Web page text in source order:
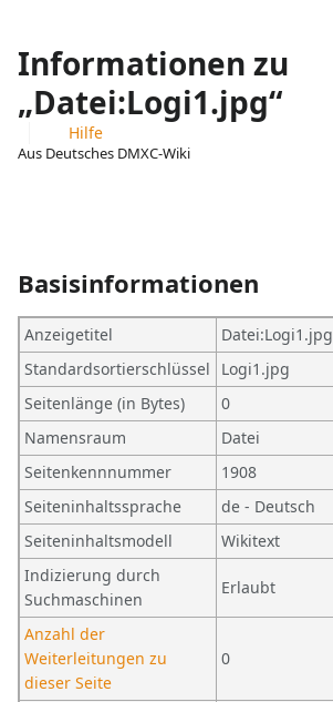
Informationen zu
„Datei:Logi1.jpg“
Hilfe
Aus Deutsches DMXC-Wiki
Basisinformationen
Anzeigetitel
Datei:Logi1.jpg
Standardsortierschlüssel
Logi1.jpg
Seitenlänge (in Bytes)
0
Namensraum
Datei
Seitenkennnummer
1908
Seiteninhaltssprache
de - Deutsch
Seiteninhaltsmodell
Wikitext
Indizierung durch
Suchmaschinen
Erlaubt
Anzahl der
Weiterleitungen zu
dieser Seite
0